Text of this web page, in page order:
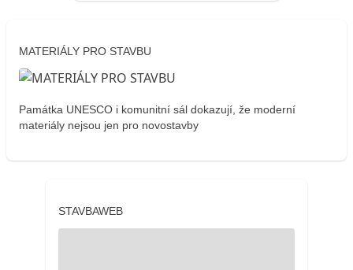
MATERIÁLY PRO STAVBU
Památka UNESCO i komunitní sál dokazují, že moderní
materiály nejsou jen pro novostavby
STAVBAWEB